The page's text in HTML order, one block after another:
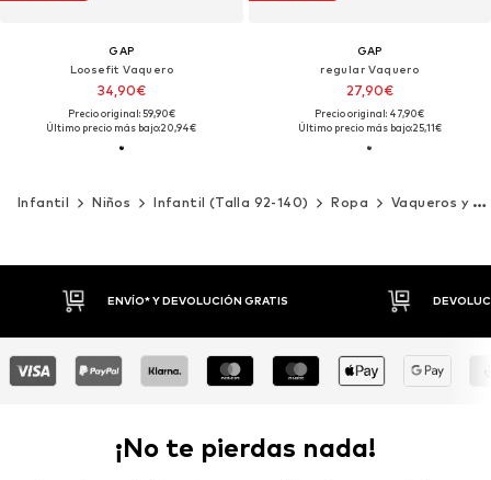
GAP
Loosefit Vaquero
34,90€
Precio original: 59,90€
Último precio más bajo:20,94€
GAP
regular Vaquero
27,90€
Precio original: 47,90€
Último precio más bajo:25,11€
Infantil Niños Infantil (Talla 92-140) Ropa Vaqueros y pantalones
DEVOLUCIONES HASTA 30 DÍAS
¡No te pierdas nada!